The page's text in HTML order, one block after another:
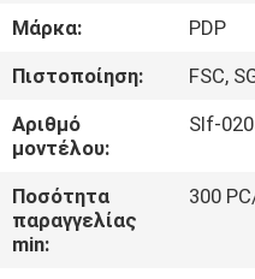
ΠΕΡΊΠΟΥ
ΕΜΕΊΣ
ΓΎΡΟΣ
ΕΡΓΟΣΤΑΣΊΩΝ
Μάρκα:
PDP
Πιστοποίηση:
FSC,
Αριθμό
μοντέλου:
Slf-
Ποσότητα
παραγγελίας
min:
300